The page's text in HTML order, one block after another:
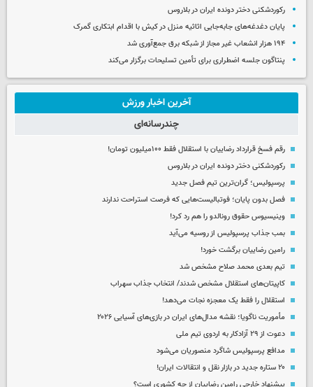
رکوردشکنی دختر دونده ایران در بلاروس
پایان دغدغه‌های جابه‌جایی اثاثیه منزل در کیش با اقدام ابتکاری گمرک
۱۹۴ هزار انشعاب غیر مجاز از شبکه برق جمع‌آوری شد
پنتاگون جلسه اضطراری برای تأمین تسلیحات برگزار می‌کند
آخرین اخبار ورزش
چندرسانه‌ای
رقم فسخ قرارداد رضاییان با استقلال فقط ۱۰۰میلیون تومان!
رکوردشکنی دختر دونده ایران در بلاروس
پرسپولیس؛ گران‌ترین تیم فصل جدید
فصل بدون پایان؛ فوتبالیست‌هایی که فرصت استراحت ندارند
وینیسیوس حقوق رونالدو را هم رد کرد!
بمب جذاب پرسپولیس از روسیه می‌آید
رامین رضاییان برگشت خورد!
تیم بعدی محمد صلاح مشخص شد
کاپیتان‌های استقلال مشخص شدند/ انتخاب جذاب سهراب
استقلال را فقط یک معجزه نجات می‌دهد!
مأموریت ناگویا؛ نقشه مدال‌های ایران در بازی‌های آسیایی ۲۰۲۶
دعوت از ۲۹ آزادکار به اردوی تیم ملی
مدافع پرسپولیس شاگرد منصوریان می‌شود
۲۰ ستاره جدید در بازار نقل و انتقالات ایران!
پیشنهاد خارجی رامین رضاییان از چه کشوری است؟